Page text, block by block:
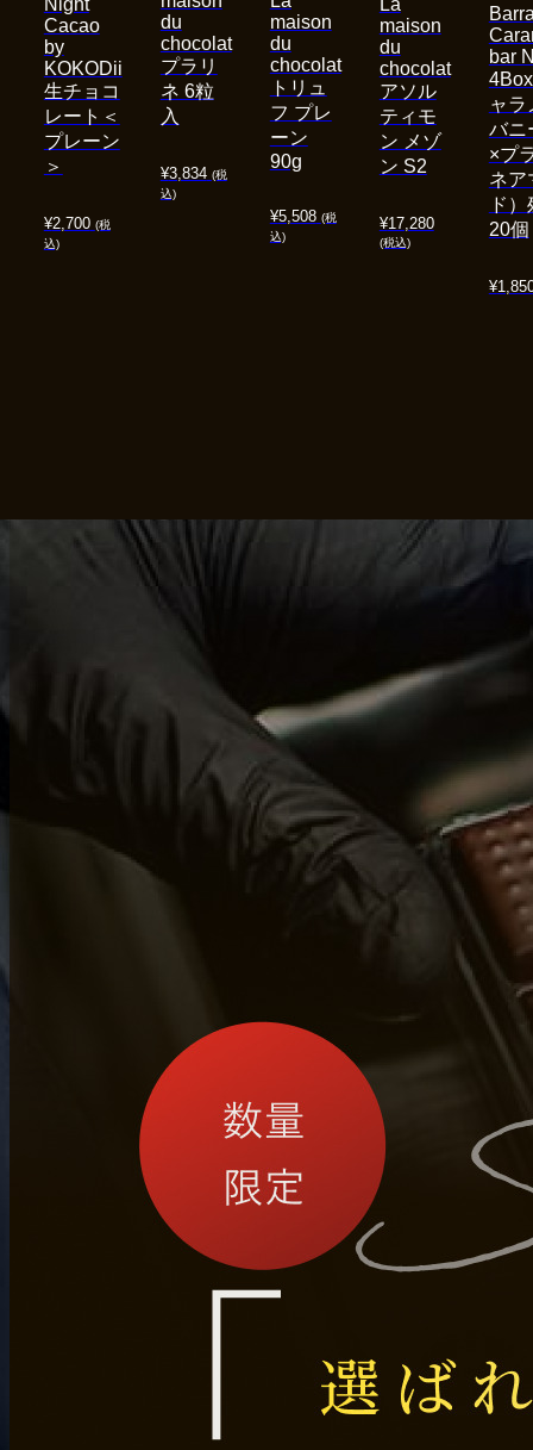
¥2,700 (税
込)
Cacao
by
KOKODii
生チョコ
レート＜
プレーン
＞
¥3,834 (税
込)
du
chocolat
プラリ
ネ 6粒
入
¥5,508 (税
込)
maison
du
chocolat
トリュ
フ プレ
ーン
90g
¥17,280
(税込)
maison
du
chocolat
アソル
ティモ
ン メゾ
ン S2
¥
bar
ャラ
バニ
×プ
ネア
ド
20個